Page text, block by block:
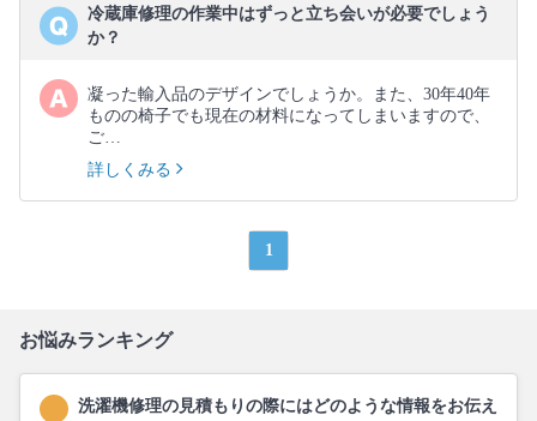
冷蔵庫修理の作業中はずっと立ち会いが必要でしょう
か？
凝った輸入品のデザインでしょうか。また、30年40年
ものの椅子でも現在の材料になってしまいますので、
ご…
詳しくみる
1
お悩みランキング
洗濯機修理の見積もりの際にはどのような情報をお伝え